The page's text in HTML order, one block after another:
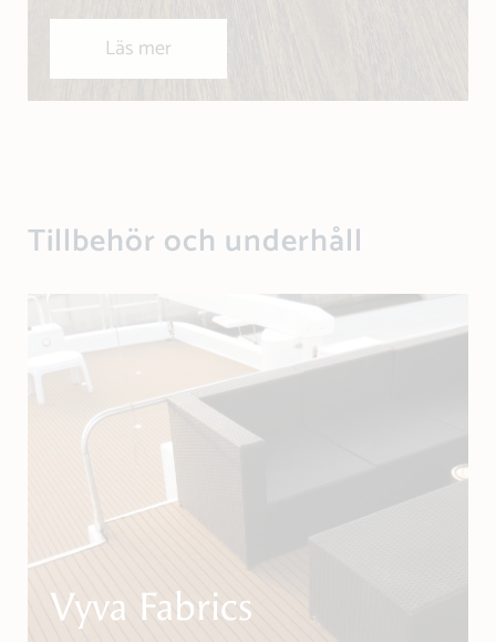
Läs mer
Tillbehör och underhåll
Vyva Fabrics